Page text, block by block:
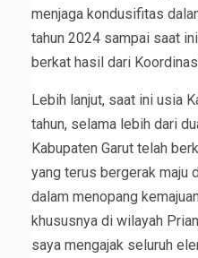
menjaga kondusifitas
tahun 2024 sampai saat
berkat hasil dari
Lebih lanjut, saat ini usia
tahun, selama lebih dari
Kabupaten Garut telah
yang terus bergerak maju
dalam menopang
khususnya di wilayah
saya mengajak seluruh